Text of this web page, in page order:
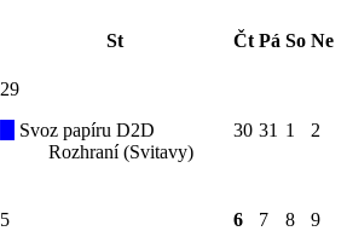
St Čt Pá So Ne
29
Svoz papíru D2D
Rozhraní (Svitavy)
30 31 1 2
5 6 7 8
9